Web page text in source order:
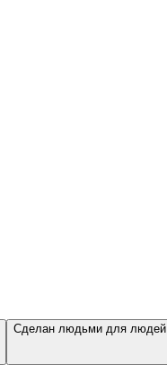
Сделан людьми для людей